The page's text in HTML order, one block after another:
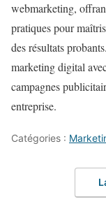
webmarketing,
pratiques pour
des résultats
marketing digital
campagnes
entreprise.
Catégories :